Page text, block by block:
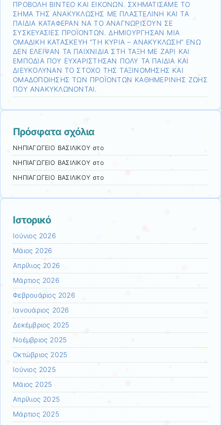
ΠΡΟΒΟΛΗ ΒΙΝΤΕΟ ΚΑΙ ΕΙΚΟΝΩΝ. ΣΧΗΜΑΤΙΣΑΜΕ ΤΟ
ΣΗΜΑ ΤΗΣ ΑΝΑΚΥΚΛΩΣΗΣ ΜΕ ΠΛΑΣΤΕΛΙΝΗ ΚΑΙ ΤΑ
ΠΑΙΔΙΑ ΚΑΤΑΦΕΡΑΝ ΝΑ ΤΟ ΑΝΑΓΝΩΡΙΣΟΥΝ ΣΕ
ΣΥΣΚΕΥΑΣΙΕΣ ΠΡΟΪΟΝΤΩΝ. ΔΗΜΙΟΥΡΓΗΣΑΝ ΜΙΑ
ΟΜΑΔΙΚΗ ΚΑΤΑΣΚΕΥΗ “ΤΗ ΚΥΡΙΑ – ΑΝΑΚΥΚΛΩΣΗ” ΕΝΩ
ΔΕΝ ΕΛΕΙΨΑΝ ΤΑ ΠΑΙΧΝΙΔΙΑ ΣΤΗ ΤΑΞΗ ΜΕ ΖΑΡΙ ΚΑΙ
ΕΜΠΟΔΙΑ ΠΟΥ ΕΥΧΑΡΙΣΤΗΣΑΝ ΠΟΛΥ ΤΑ ΠΑΙΔΙΑ ΚΑΙ
ΔΙΕΥΚΟΛΥΝΑΝ ΤΟ ΣΤΟΧΟ ΤΗΣ ΤΑΞΙΝΟΜΗΣΗΣ ΚΑΙ
ΟΜΑΔΟΠΟΙΗΣΗΣ ΤΩΝ ΠΡΟΪΟΝΤΩΝ ΚΑΘΗΜΕΡΙΝΗΣ ΖΩΗΣ
ΠΟΥ ΑΝΑΚΥΚΛΩΝΟΝΤΑΙ.
Πρόσφατα σχόλια
ΝΗΠΙΑΓΩΓΕΙΟ ΒΑΣΙΛΙΚΟΥ στο
ΝΗΠΙΑΓΩΓΕΙΟ ΒΑΣΙΛΙΚΟΥ στο
ΝΗΠΙΑΓΩΓΕΙΟ ΒΑΣΙΛΙΚΟΥ στο
Ιστορικό
Ιούνιος 2026
Μάιος 2026
Απρίλιος 2026
Μάρτιος 2026
Φεβρουάριος 2026
Ιανουάριος 2026
Δεκέμβριος 2025
Νοέμβριος 2025
Οκτώβριος 2025
Ιούνιος 2025
Μάιος 2025
Απρίλιος 2025
Μάρτιος 2025